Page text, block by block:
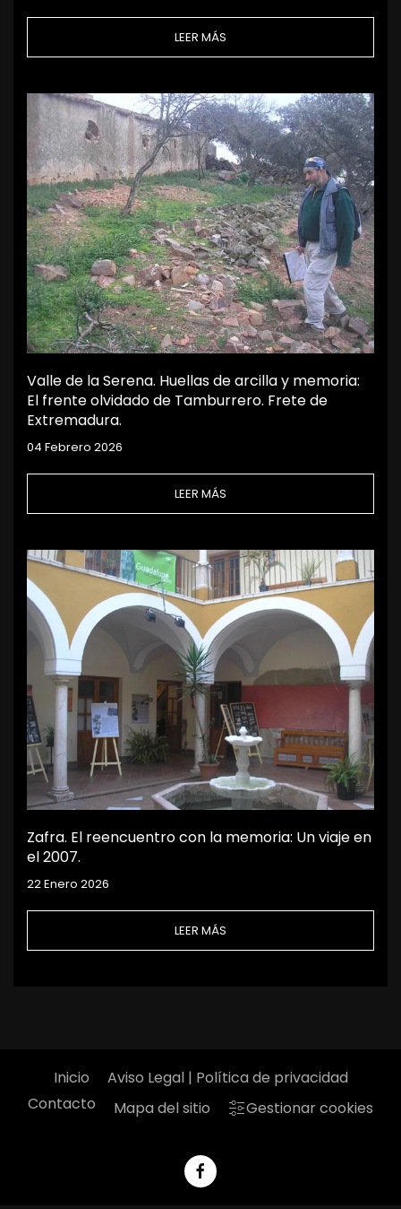
LEER MÁS
Valle de la Serena. Huellas de arcilla y memoria:
El frente olvidado de Tamburrero. Frete de
Extremadura.
04 Febrero 2026
LEER MÁS
Zafra. El reencuentro con la memoria: Un viaje en
el 2007.
22 Enero 2026
LEER MÁS
Inicio
Aviso Legal | Política de privacidad
Contacto
Mapa del sitio Gestionar cookies